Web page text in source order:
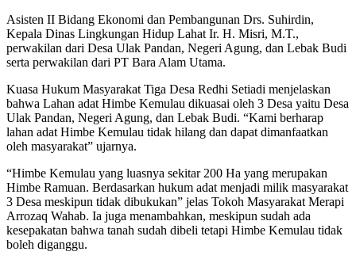
Asisten II Bidang Ekonomi dan Pembangunan Drs. Suhirdin,
Kepala Dinas Lingkungan Hidup Lahat Ir. H. Misri, M.T.,
perwakilan dari Desa Ulak Pandan, Negeri Agung, dan Lebak Budi
serta perwakilan dari PT Bara Alam Utama.
Kuasa Hukum Masyarakat Tiga Desa Redhi Setiadi menjelaskan
bahwa Lahan adat Himbe Kemulau dikuasai oleh 3 Desa yaitu Desa
Ulak Pandan, Negeri Agung, dan Lebak Budi. “Kami berharap
lahan adat Himbe Kemulau tidak hilang dan dapat dimanfaatkan
oleh masyarakat” ujarnya.
“Himbe Kemulau yang luasnya sekitar 200 Ha yang merupakan
Himbe Ramuan. Berdasarkan hukum adat menjadi milik masyarakat
3 Desa meskipun tidak dibukukan” jelas Tokoh Masyarakat Merapi
Arrozaq Wahab. Ia juga menambahkan, meskipun sudah ada
kesepakatan bahwa tanah sudah dibeli tetapi Himbe Kemulau tidak
boleh diganggu.